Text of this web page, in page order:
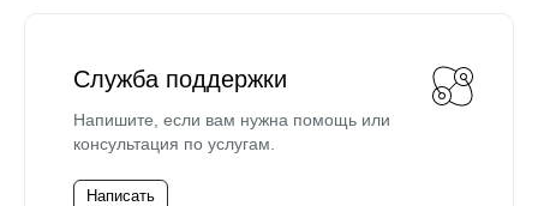
Служба поддержки
Напишите, если вам нужна помощь или
консультация по услугам.
Написать